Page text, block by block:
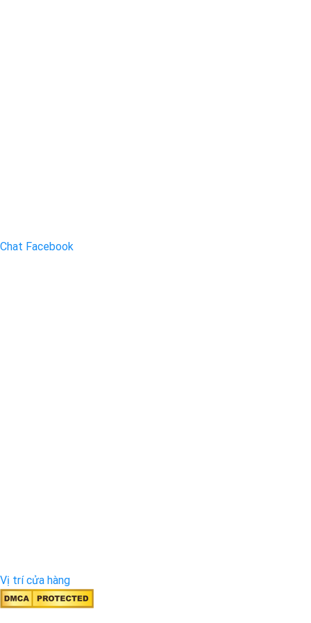
Chat Facebook
Vị trí cửa hàng